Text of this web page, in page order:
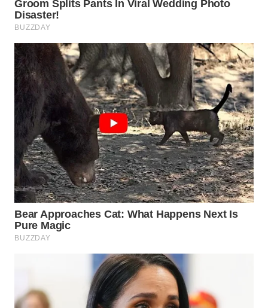
INDRAMAYU
KUNINGAN
WN
MAJALENGKA
WN
SUBANG
WN
SUKABUMI
WN
PURWAKARTA